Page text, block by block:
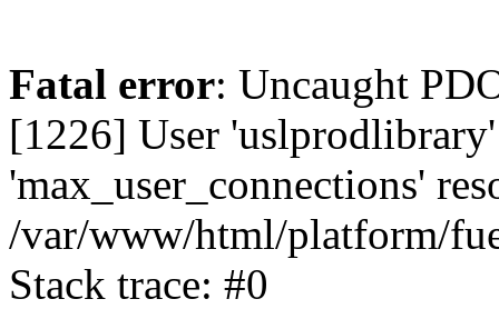
Fatal error: Uncaught
[1226] User 'uslprodlibrary'
'max_user_connections'
/var/www/html/platform/
Stack trace: #0